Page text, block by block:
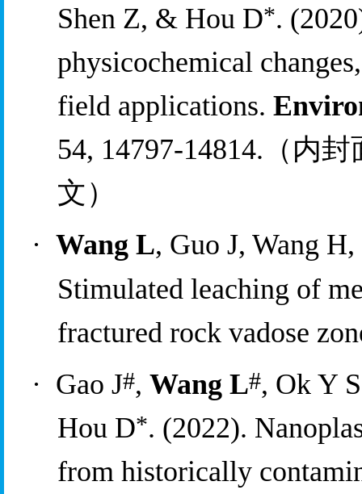
Shen Z, & Hou D*.
physicochemical c
field applications.
54, 14797-14814. （内
文）
· Wang L, Guo J, Wang
Stimulated leaching of
fractured rock vadose
· Gao J#, Wang L#, Ok Y
Hou D*. (2022).
from historically